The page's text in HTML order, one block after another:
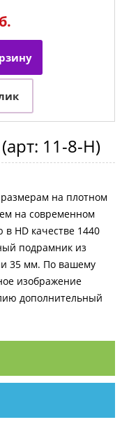
(арт: 11-8-H)
на плотном
на современном
HD качестве 1440
подрамник из
35 мм. По вашему
изображение
дополнительный